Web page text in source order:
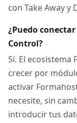
con Take Away
¿Puedo
Control?
Sí. El ecosistema
crecer por
activar
necesite, sin
introducir tus